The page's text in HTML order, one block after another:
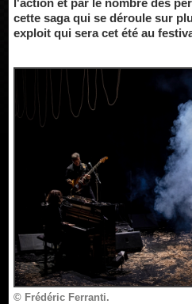
l'action et par le nombre des
cette saga qui se déroule sur
exploit qui sera cet été au
© Frédéric Ferranti.